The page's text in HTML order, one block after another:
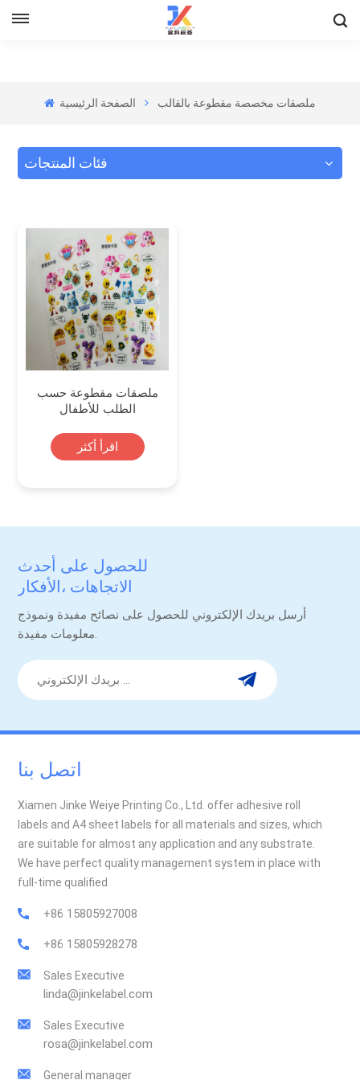
الصفحة الرئيسية ملصقات مخصصة مقطوعة بالقالب
فئات المنتجات
ملصقات مقطوعة حسب
الطلب للأطفال
اقرأ أكثر
للحصول على أحدث
الاتجاهات ،الأفكار
أرسل بريدك الإلكتروني للحصول على نصائح مفيدة ونموذج
معلومات مفيدة.
اتصل بنا
Xiamen Jinke Weiye Printing Co., Ltd. offer adhesive roll
labels and A4 sheet labels for all materials and sizes, which
are suitable for almost any application and any substrate.
We have perfect quality management system in place with
full-time qualified
+86 15805927008
+86 15805928278
Sales Executive
linda@jinkelabel.com
Sales Executive
rosa@jinkelabel.com
General manager